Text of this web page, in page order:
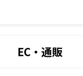
導入事例
EC・通販